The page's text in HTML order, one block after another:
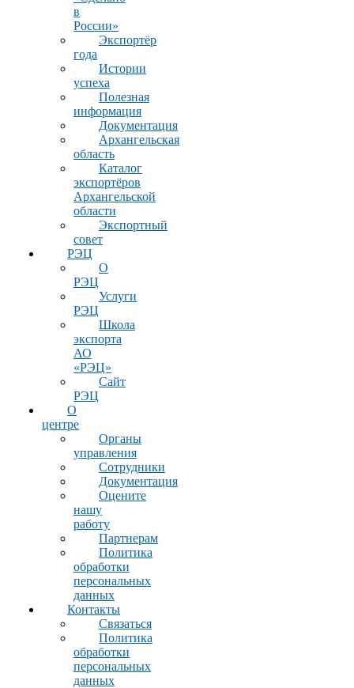
в
России»
Экспортёр
года
Истории
успеха
Полезная
информация
Документация
Архангельская
область
Каталог
экспортёров
Архангельской
области
Экспортный
совет
РЭЦ
О
РЭЦ
Услуги
РЭЦ
Школа
экспорта
АО
«РЭЦ»
Сайт
РЭЦ
О
центре
Органы
управления
Сотрудники
Документация
Оцените
нашу
работу
Партнерам
Политика
обработки
персональных
данных
Контакты
Связаться
Политика
обработки
персональных
данных